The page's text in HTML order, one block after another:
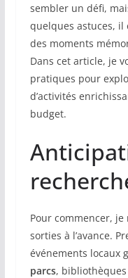
sembler un défi,
quelques astuces,
des moments
Dans cet article, je
pratiques pour
d’activités
budget.
Pour commencer,
sorties à l’avance.
événements locaux
parcs,